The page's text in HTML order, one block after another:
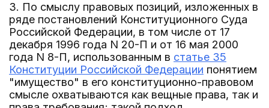
3. По смыслу правовых позиций, изложенных в
ряде постановлений Конституционного Суда
Российской Федерации, в том числе от 17
декабря 1996 года N 20-П и от 16 мая 2000
года N 8-П, использованным в статье 35
Конституции Российской Федерации понятием
"имущество" в его конституционно-правовом
смысле охватываются как вещные права, так и